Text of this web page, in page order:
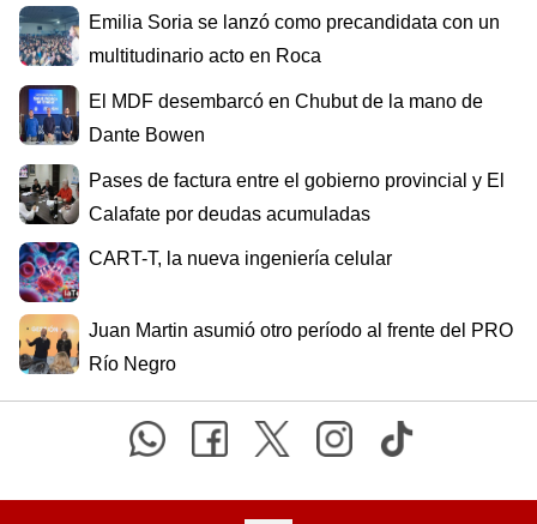
Emilia Soria se lanzó como precandidata con un
multitudinario acto en Roca
El MDF desembarcó en Chubut de la mano de
Dante Bowen
Pases de factura entre el gobierno provincial y El
Calafate por deudas acumuladas
CART-T, la nueva ingeniería celular
Juan Martin asumió otro período al frente del PRO
Río Negro